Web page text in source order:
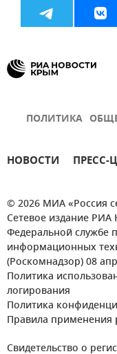
ПОЛИТИКА
НОВОСТИ ПРЕСС-
© 2026 МИА «Россия
Сетевое издание РИА
Федеральной службе
информационных
(Роскомнадзор) 08
Политика
логирования
Политика
Правила применения
Свидетельство о